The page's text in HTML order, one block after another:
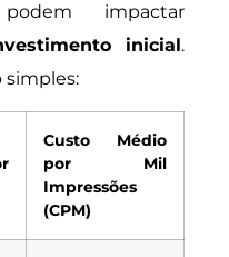
impactar
inicial.
simples:
Custo Médio
por Mil
Impressões
(CPM)